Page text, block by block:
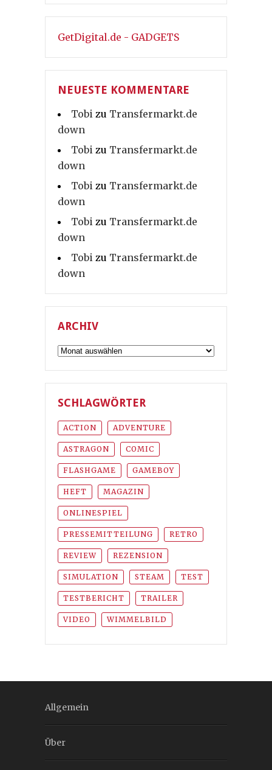
GetDigital.de - GADGETS
NEUESTE KOMMENTARE
Tobi zu Transfermarkt.de
down
Tobi zu Transfermarkt.de
down
Tobi zu Transfermarkt.de
down
Tobi zu Transfermarkt.de
down
Tobi zu Transfermarkt.de
down
ARCHIV
Archiv
SCHLAGWÖRTER
ACTION ADVENTURE
ASTRAGON COMIC
FLASHGAME GAMEBOY
HEFT MAGAZIN
ONLINESPIEL
PRESSEMITTEILUNG RETRO
REVIEW REZENSION
SIMULATION STEAM TEST
TESTBERICHT TRAILER
VIDEO WIMMELBILD
Allgemein
Über